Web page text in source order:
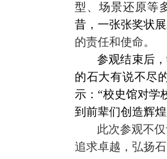
型、场景还原等
昔，一张张奖状
的责任和使命。
参观结束后
的石大有说不尽
示：“校史馆对学
到前辈们创造辉
此次参观不
追求卓越，弘扬石